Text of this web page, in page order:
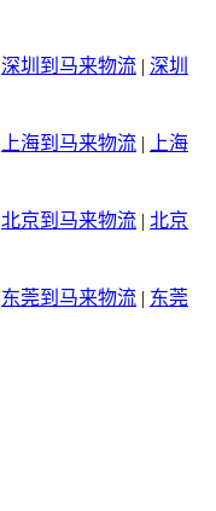
深圳到马来物流 | 深圳
上海到马来物流 |
上海
北京到马来物流 | 北京
东莞到马来物流 | 东莞